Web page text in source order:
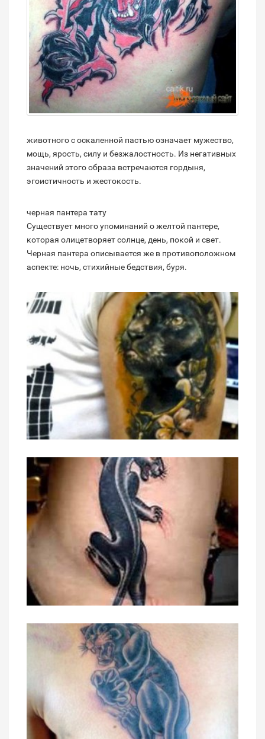
животного с оскаленной пастью означает мужество,
мощь, ярость, силу и безжалостность. Из негативных
значений этого образа встречаются гордыня,
эгоистичность и жестокость.
черная пантера тату
Существует много упоминаний о желтой пантере,
которая олицетворяет солнце, день, покой и свет.
Черная пантера описывается же в противоположном
аспекте: ночь, стихийные бедствия, буря.